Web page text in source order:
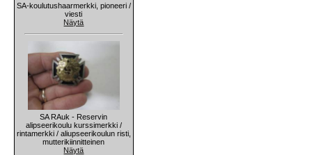
SA-koulutushaarmerkki, pioneeri /
viesti
Näytä
SA RAuk - Reservin
alipseerikoulu kurssimerkki /
rintamerkki / aliupseerikoulun risti,
mutterikiinnitteinen
Näytä